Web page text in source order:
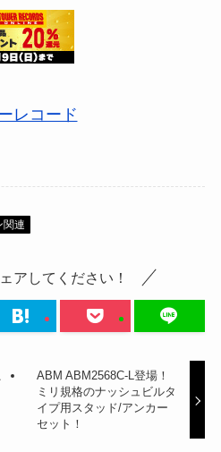
レコード
関連
アしてください！
ABM ABM2568C-L登場！
ミリ規格のナッシュビルタ
イプ用スタッド/アンカー
セット！